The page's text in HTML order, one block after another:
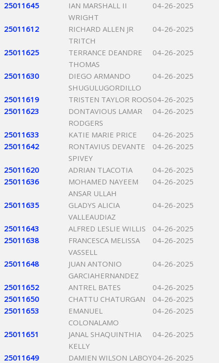
25011645
IAN MARSHALL II
WRIGHT
04-26-2025
25011612
RICHARD ALLEN JR
TRITCH
04-26-2025
25011625
TERRANCE DEANDRE
THOMAS
04-26-2025
25011630
DIEGO ARMANDO
SHUGULUGORDILLO
04-26-2025
25011619 TRISTEN TAYLOR ROOS04-26-2025
25011623
DONTAVIOUS LAMAR
RODGERS
04-26-2025
25011633 KATIE MARIE PRICE
04-26-2025
25011642
RONTAVIUS DEVANTE
SPIVEY
04-26-2025
25011620 ADRIAN TLACOTIA
04-26-2025
25011636
MOHAMED NAYEEM
ANSAR ULLAH
04-26-2025
25011635
GLADYS ALICIA
VALLEAUDIAZ
04-26-2025
25011643 ALFRED LESLIE WILLIS
04-26-2025
25011638
FRANCESCA MELISSA
VASSELL
04-26-2025
25011648
JUAN ANTONIO
GARCIAHERNANDEZ
04-26-2025
25011652 ANTREL BATES
04-26-2025
25011650
CHATTU CHATURGAN
04-26-2025
25011653
EMANUEL
COLONALAMO
04-26-2025
25011651
JANAL SHAQUINTHIA
KELLY
04-26-2025
25011649 DAMIEN WILSON LABOY04-26-2025